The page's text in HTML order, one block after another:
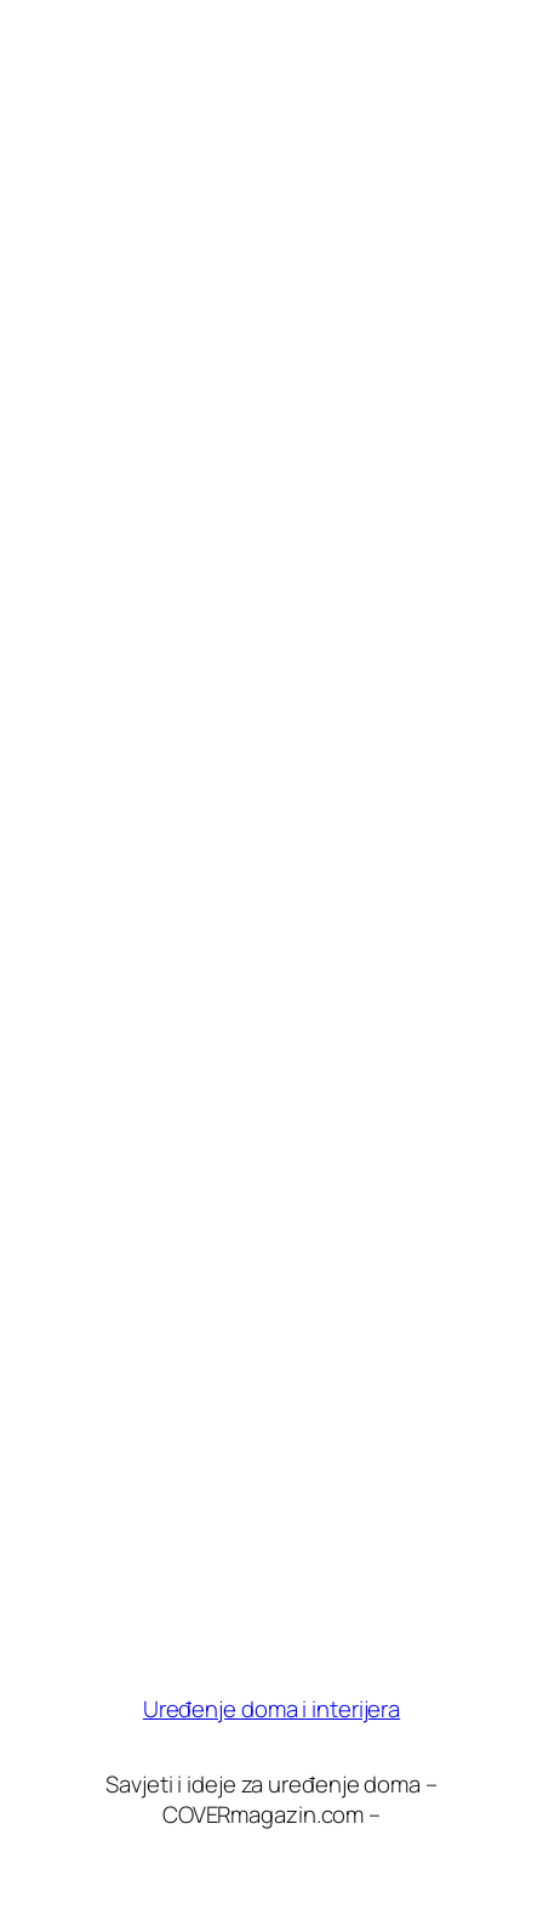
Uređenje doma i interijera
Savjeti i ideje za uređenje doma –
COVERmagazin.com –